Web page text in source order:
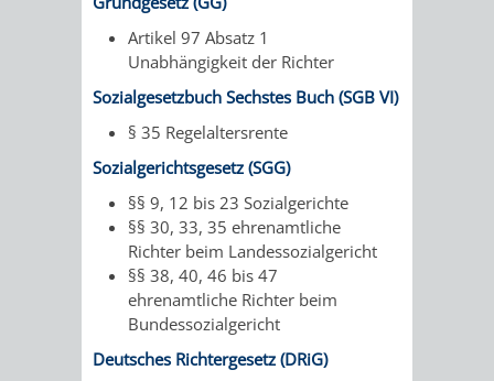
VERANSTALTUNGSRÄUME
STADTHALLE
ROLF-
ENGELBRECHT-
HAUS
BÜRGERSAAL
IM
ALTEN
RATHAUS
Artikel 97 Absatz 1
Unabhängigkeit der Richter
Sozialgesetzbuch Sechstes Buch (SGB VI)
§ 35 Regelaltersrente
Sozialgerichtsgesetz (SGG)
§§ 9, 12 bis 23 Sozialgerichte
§§ 30, 33, 35 ehrenamtliche
Richter beim Landessozialgericht
§§ 38, 40, 46 bis 47
ehrenamtliche Richter beim
Bundessozialgericht
Deutsches Richtergesetz (DRiG)